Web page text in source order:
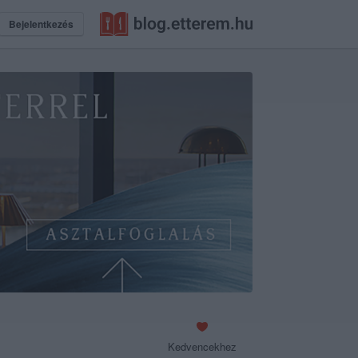
Bejelentkezés
Kedvencekhez